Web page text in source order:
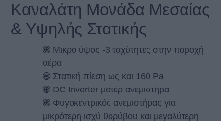
Καναλάτη Μονάδα Μεσαίας
& Υψηλής Στατικής
Μικρό ύψος -3 ταχύτητες στην παροχή
αέρα
Στατική πίεση ως και 160 Pa
DC Inverter μοτέρ ανεμιστήρα
Φυγοκεντρικός ανεμιστήρας για
μικρότερη ισχύ θορύβου και μεγαλύτερη